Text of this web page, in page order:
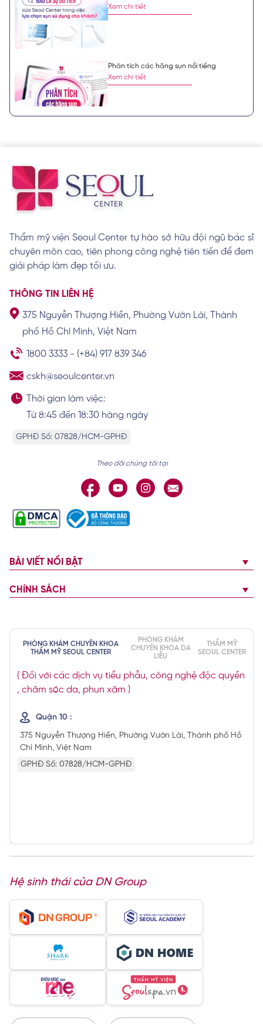
Xem chi tiết
Phân tích các hãng sụn nổi tiếng
Xem chi tiết
Bệnh viện Thẩm mỹ Seoul Center
Xem chi tiết
Tiêu chí Seoul Center chọn lựa các dòng
Xem chi tiết
Xem chi tiết
Thẩm mỹ viện Seoul Center tự hào sở hữu đội ngũ bác sĩ
chuyên môn cao, tiên phong công nghệ tiên tiến để đem
giải pháp làm đẹp tối ưu.
THÔNG TIN LIÊN HỆ
375 Nguyễn Thượng Hiền, Phường Vườn Lài, Thành
phố Hồ Chí Minh, Việt Nam
1800 3333 - (+84) 917 839 346
cskh@seoulcenter.vn
Thời gian làm việc:
Từ 8:45 đến 18:30 hàng ngày
GPHĐ Số: 07828/HCM-GPHĐ
Theo dõi chúng tôi tại
BÀI VIẾT NỔI BẬT
CHÍNH SÁCH
PHÒNG KHÁM CHUYÊN KHOA
THẨM MỸ SEOUL CENTER
PHÒNG KHÁM
CHUYÊN KHOA DA
LIỄU
THẨM MỸ
SEOUL CENTER
( Đối với các dịch vụ tiểu phẫu, công nghệ độc quyền
, chăm sóc da, phun xăm )
Quận 10 :
375 Nguyễn Thượng Hiền, Phường Vườn Lài, Thành phố Hồ
Chí Minh, Việt Nam
GPHĐ Số: 07828/HCM-GPHĐ
Hệ sinh thái của DN Group